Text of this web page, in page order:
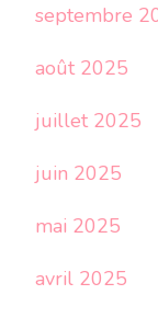
septembre
août 2025
juillet 2025
juin 2025
mai 2025
avril 2025